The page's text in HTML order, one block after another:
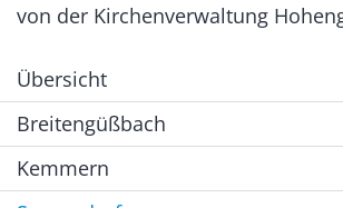
von der Kirchenverwaltung
Übersicht
Breitengüßbach
Kemmern